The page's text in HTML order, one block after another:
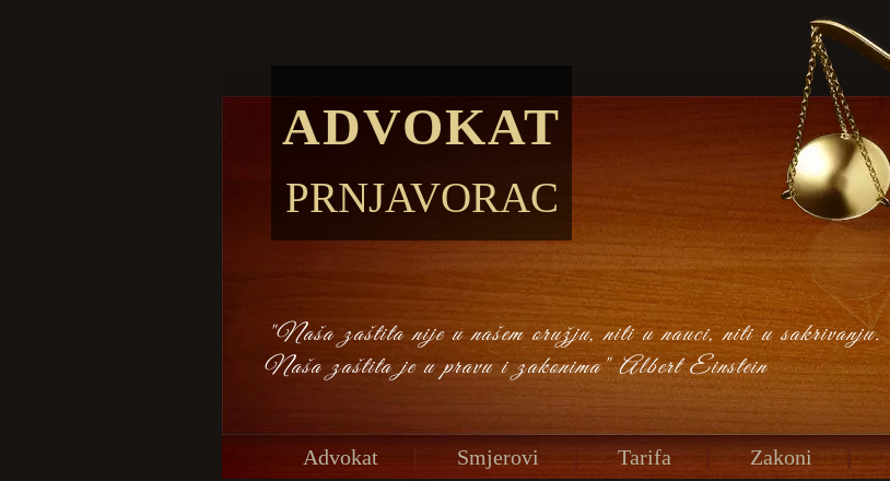
ADVOKAT
PRNJAVORAC
"Naša zaštita nije u našem oružju, niti u nauci, niti u sakrivanju.
Naša zaštita je u pravu i zakonima" Albert Einstein
Advokat Smjerovi Tarifa Zakoni